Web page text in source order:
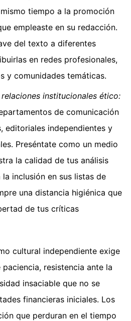
tiempo a la promoción
empleaste en su redacción.
del texto a diferentes
en redes profesionales,
y comunidades temáticas.
institucionales ético:
de comunicación
editoriales independientes y
Preséntate como un medio
la calidad de tus análisis
inclusión en sus listas de
una distancia higiénica que
de tus críticas
cultural independiente exige
resistencia ante la
insaciable que no se
financieras iniciales. Los
que perduran en el tiempo